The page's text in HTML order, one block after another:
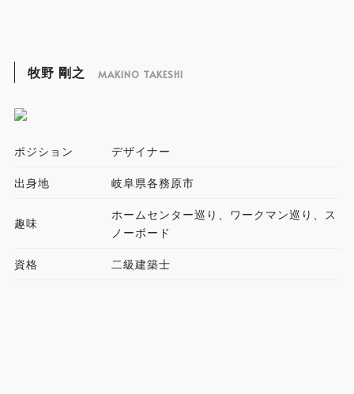
牧野 剛之 MAKINO TAKESHI
ポジション デザイナー
出身地 岐阜県各務原市
趣味
ホームセンター巡り、ワークマン巡り、ス
ノーボード
資格 二級建築士